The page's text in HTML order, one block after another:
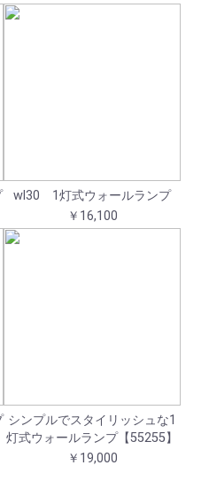
wl30 1灯式ウォールランプ
￥16,100
シンプルでスタイリッシュな1
灯式ウォールランプ【55255】
￥19,000